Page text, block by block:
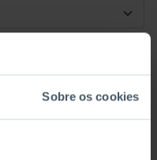
Sobre os cookies